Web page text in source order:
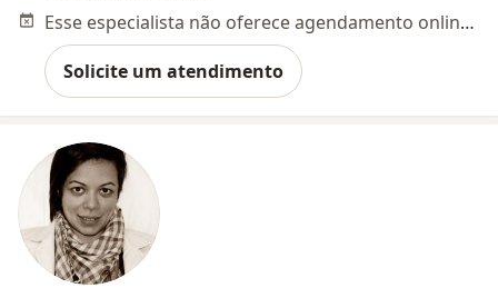
Esse especialista não oferece agendamento online para esse endereço.
Solicite um atendimento